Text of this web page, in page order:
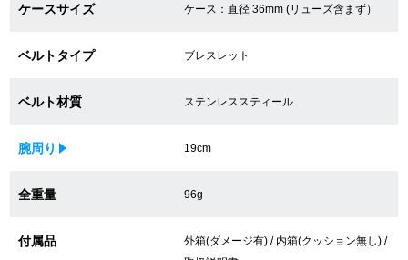
電池交換について
ケースサイズ ケース：直径 36mm (リューズ含まず）
ベルトタイプ ブレスレット
ベルト材質 ステンレススティール
腕周り 19cm
全重量 96g
付属品
外箱(ダメージ有) / 内箱(クッション無し) /